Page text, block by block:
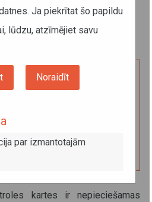
izsniegšana,
nomaiņa
digitālā tahogrāfa kontroles
atjaunošanai vai
kartes ir nepieciešamas
Ja piekrītat šo papildu
lūdzu, atzīmējiet savu
Noraidīt
par izmantotajām